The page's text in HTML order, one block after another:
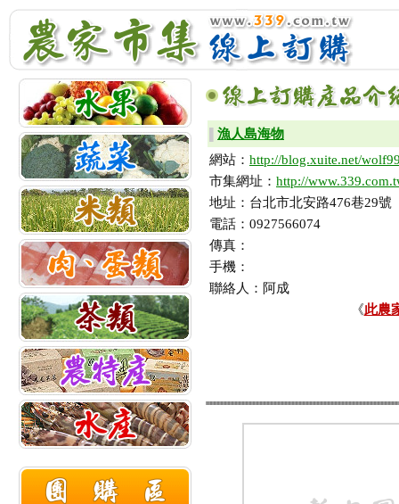
漁人島海物
網站： http://blog.xuite.net/
市集網址： http://
地址：台北市北安路476巷29號
電話：0927566074
傳真：
手機：
聯絡人：阿成
《此農